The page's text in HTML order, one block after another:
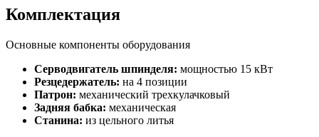
Комплектация
Основные компоненты оборудования
Серводвигатель шпинделя: мощностью 15 кВт
Резцедержатель: на 4 позиции
Патрон: механический трехкулачковый
Задняя бабка: механическая
Станина: из цельного литья